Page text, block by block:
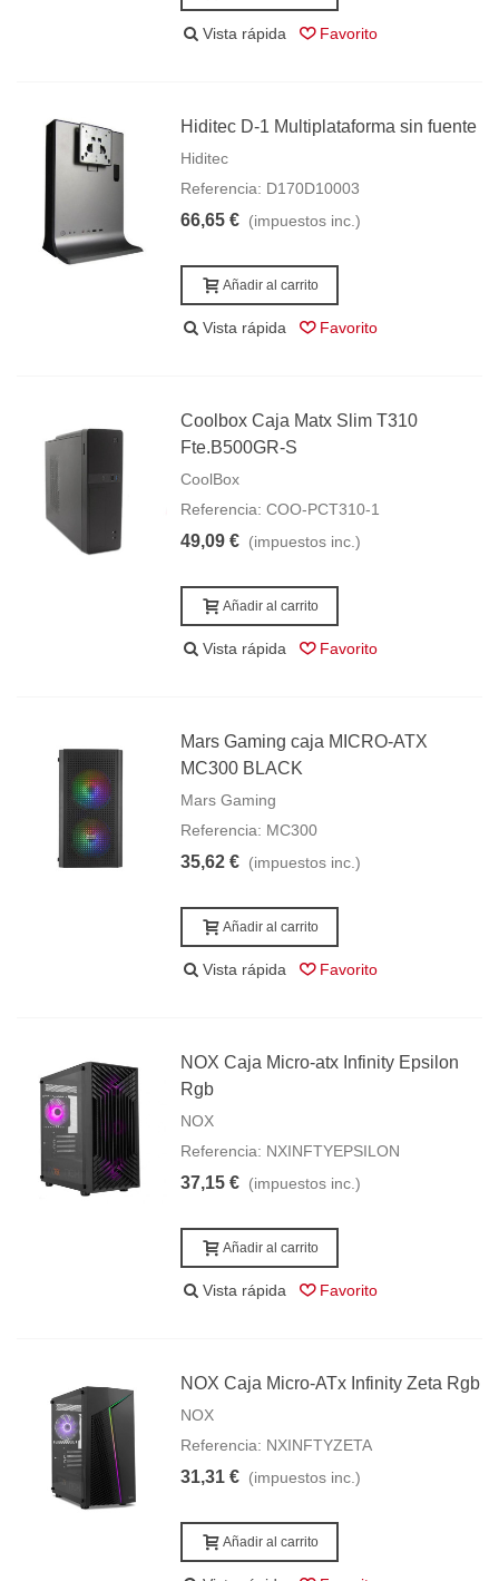
Vista rápida Favorito
Hiditec D-1 Multiplataforma sin fuente
Hiditec
Referencia: D170D10003
66,65 € (impuestos inc.)
Añadir al carrito
Vista rápida Favorito
Coolbox Caja Matx Slim T310
Fte.B500GR-S
CoolBox
Referencia: COO-PCT310-1
49,09 € (impuestos inc.)
Añadir al carrito
Vista rápida Favorito
Mars Gaming caja MICRO-ATX
MC300 BLACK
Mars Gaming
Referencia: MC300
35,62 € (impuestos inc.)
Añadir al carrito
Vista rápida Favorito
NOX Caja Micro-atx Infinity Epsilon
Rgb
NOX
Referencia: NXINFTYEPSILON
37,15 € (impuestos inc.)
Añadir al carrito
Vista rápida Favorito
NOX Caja Micro-ATx Infinity Zeta Rgb
NOX
Referencia: NXINFTYZETA
31,31 € (impuestos inc.)
Añadir al carrito